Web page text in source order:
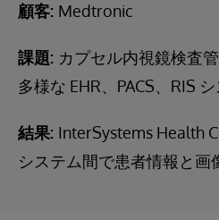
顧客: Medtronic
課題: カプセル内視鏡検査
多様な EHR、PACS、RIS
結果: InterSystems Health
システム間で患者情報と画